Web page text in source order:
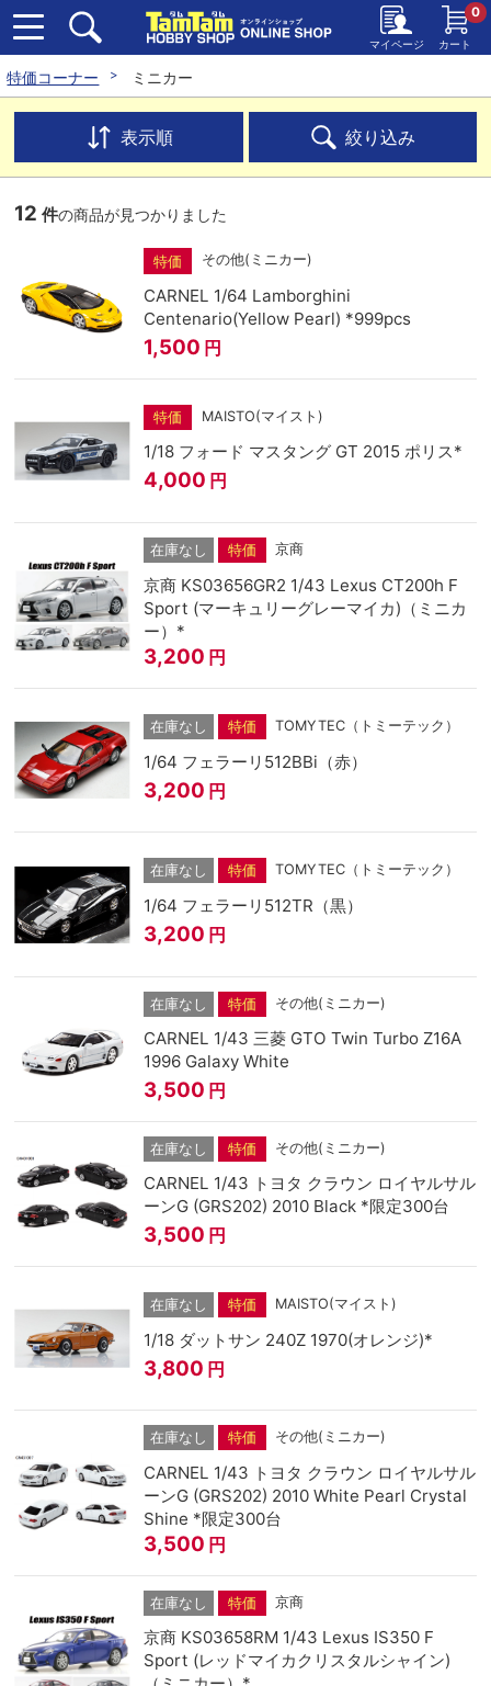
マイページ カート
0
特価コーナー ミニカー
表示順 絞り込み
12 件の商品が見つかりました
特価 その他(ミニカー)
CARNEL 1/64 Lamborghini
Centenario(Yellow Pearl) *999pcs
1,500 円
特価 MAISTO(マイスト)
1/18 フォード マスタング GT 2015 ポリス*
4,000 円
在庫なし 特価 京商
京商 KS03656GR2 1/43 Lexus CT200h F
Sport (マーキュリーグレーマイカ)（ミニカ
ー）*
3,200 円
在庫なし 特価 TOMYTEC（トミーテック）
1/64 フェラーリ512BBi（赤）
3,200 円
在庫なし 特価 TOMYTEC（トミーテック）
1/64 フェラーリ512TR（黒）
3,200 円
在庫なし 特価 その他(ミニカー)
CARNEL 1/43 三菱 GTO Twin Turbo Z16A
1996 Galaxy White
3,500 円
在庫なし 特価 その他(ミニカー)
CARNEL 1/43 トヨタ クラウン ロイヤルサル
ーンG (GRS202) 2010 Black *限定300台
3,500 円
在庫なし 特価 MAISTO(マイスト)
1/18 ダットサン 240Z 1970(オレンジ)*
3,800 円
在庫なし 特価 その他(ミニカー)
CARNEL 1/43 トヨタ クラウン ロイヤルサル
ーンG (GRS202) 2010 White Pearl Crystal
Shine *限定300台
3,500 円
在庫なし 特価 京商
京商 KS03658RM 1/43 Lexus IS350 F
Sport (レッドマイカクリスタルシャイン)